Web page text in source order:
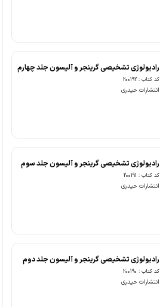
رادیولوژی تشخیصی گرینجر و آلیسون جلد چهارم
کد کتاب : 200192
انتشارات حیدری
رادیولوژی تشخیصی گرینجر و آلیسون جلد سوم
کد کتاب : 200191
انتشارات حیدری
رادیولوژی تشخیصی گرینجر و آلیسون جلد دوم
کد کتاب : 200190
انتشارات حیدری